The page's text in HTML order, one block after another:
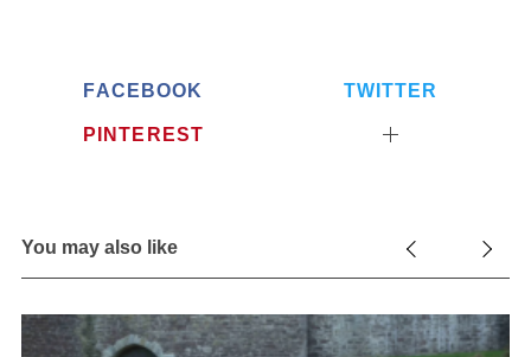
FACEBOOK TWITTER
PINTEREST
You may also like